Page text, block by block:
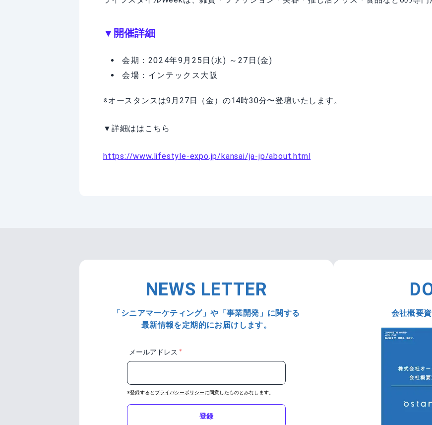
▼開催詳細
会期：2024年9月25日(水) ～27日(金)
会場：インテックス大阪
※オースタンスは9月27日（金）の14時30分〜登壇いたします。
▼詳細ははこちら
https://www.lifestyle-expo.jp/kansai/ja-jp/about.html
NEWS LETTER
「シニアマーケティング」や「事業開発」に関する
最新情報を定期的にお届けします。
メールアドレス ＊
※登録すると プライバシーポリシーに同意したものとみなします。
登録
会社概要